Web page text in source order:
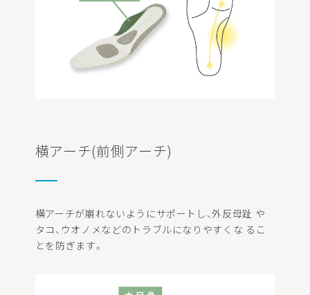
横アーチ(前側アーチ)
横アーチが崩れないようにサポートし、外反母趾 や
タコ、ウオノメなどのトラブルになりやすくな るこ
とを防ぎます。